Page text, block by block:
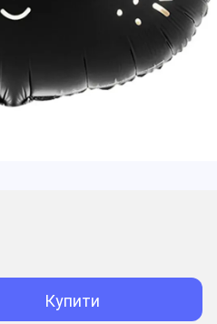
Купити